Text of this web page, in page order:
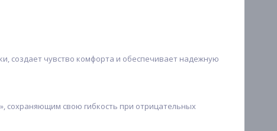
создает чувство комфорта и обеспечивает надежную
сохраняющим свою гибкость при отрицательных